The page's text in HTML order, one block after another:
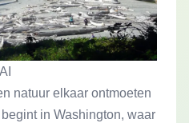
natuur elkaar ontmoeten
in Washington, waar